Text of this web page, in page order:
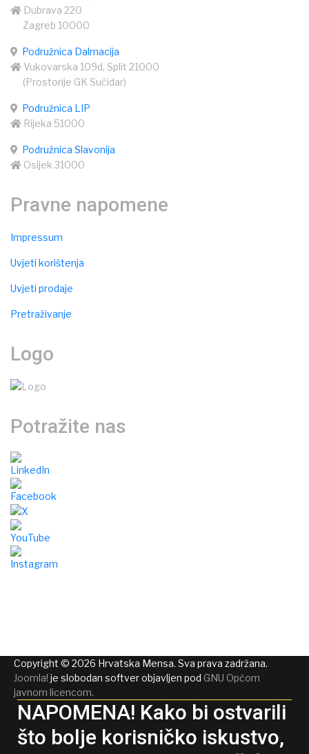
Dubrava 220
Zagreb 10000
Podružnica Dalmacija
Vukovarska 109d, Split 21000
(Prostorije GK Sućidar)
Podružnica LIP
Rijeka 51000
Podružnica Slavonija
Osijek 31000
Pravne napomene
Impressum
Uvjeti korištenja
Uvjeti prodaje
Pretraživanje
Logo
Potražite nas
Copyright © 2026 Hrvatska Mensa. Sva prava zadržana.
Joomla! je slobodan softver objavljen pod GNU Općom
javnom licencom.
NAPOMENA! Kako bi ostvarili
što bolje korisničko iskustvo,